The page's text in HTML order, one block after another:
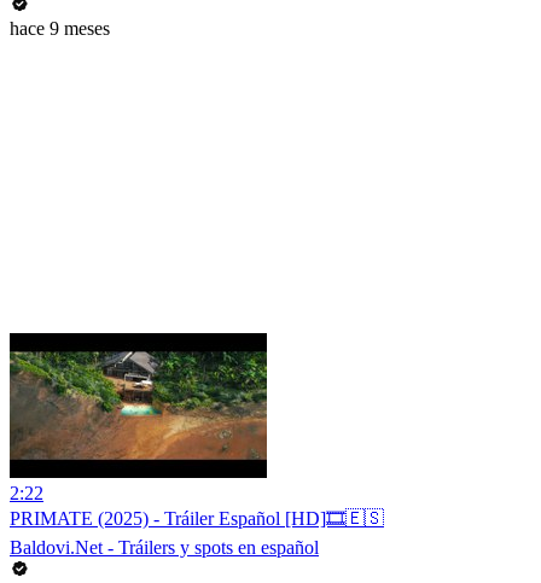
hace 9 meses
2:22
PRIMATE (2025) - Tráiler Español [HD]🎞️🇪🇸
Baldovi.Net - Tráilers y spots en español